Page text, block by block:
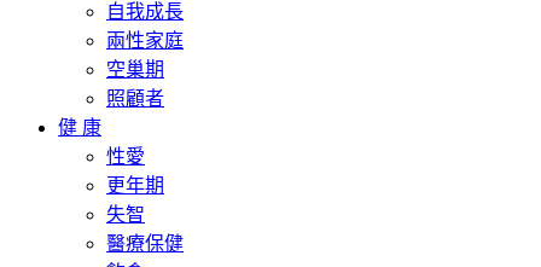
自我成長
兩性家庭
空巢期
照顧者
健 康
性愛
更年期
失智
醫療保健